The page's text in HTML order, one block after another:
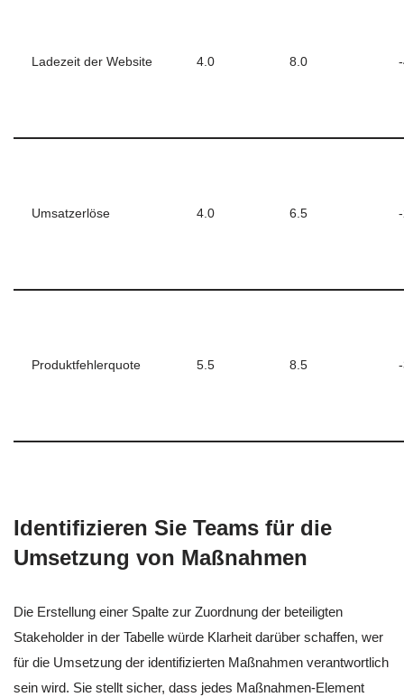
Ladezeit der Website 4.0 8.0
Umsatzerlöse 4.0 6.5
Produktfehlerquote 5.5 8.5
Identifizieren Sie Teams für die
Umsetzung von Maßnahmen
Die Erstellung einer Spalte zur Zuordnung der beteiligten
Stakeholder in der Tabelle würde Klarheit darüber schaffen, wer
für die Umsetzung der identifizierten Maßnahmen verantwortlich
sein wird. Sie stellt sicher, dass jedes Maßnahmen-Element